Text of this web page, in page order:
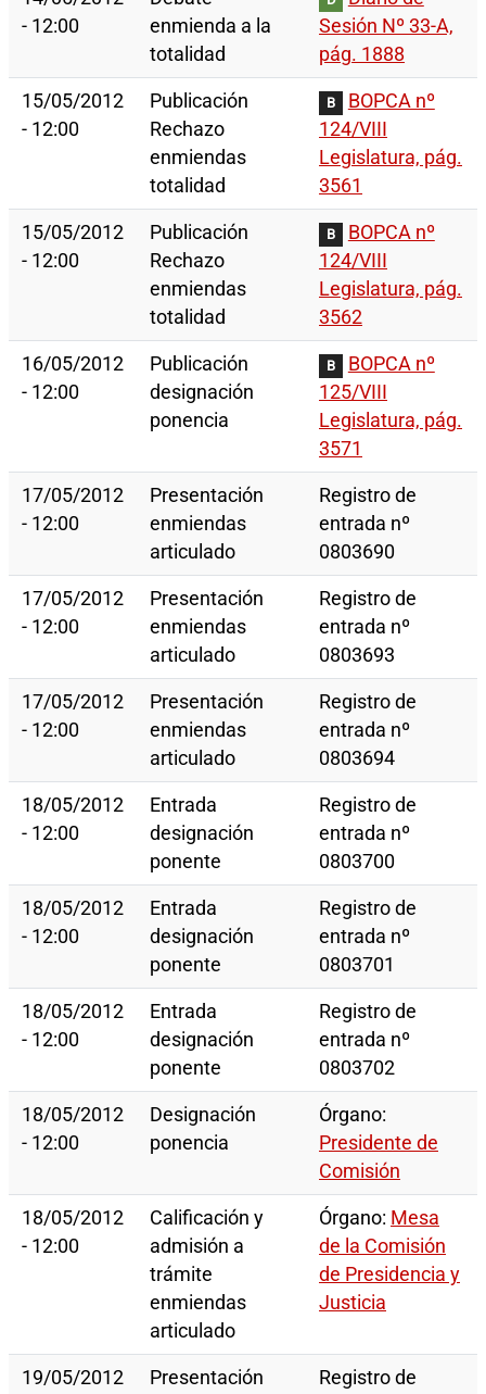
- 12:00
enmienda a la
totalidad
Sesión Nº 33-A,
pág. 1888
15/05/2012
- 12:00
Publicación
Rechazo
enmiendas
totalidad
B
BOPCA nº
124/VIII
Legislatura, pág.
3561
15/05/2012
- 12:00
Publicación
Rechazo
enmiendas
totalidad
B
BOPCA nº
124/VIII
Legislatura, pág.
3562
16/05/2012
- 12:00
Publicación
designación
ponencia
B
BOPCA nº
125/VIII
Legislatura, pág.
3571
17/05/2012
- 12:00
Presentación
enmiendas
articulado
Registro de
entrada nº
0803690
17/05/2012
- 12:00
Presentación
enmiendas
articulado
Registro de
entrada nº
0803693
17/05/2012
- 12:00
Presentación
enmiendas
articulado
Registro de
entrada nº
0803694
18/05/2012
- 12:00
Entrada
designación
ponente
Registro de
entrada nº
0803700
18/05/2012
- 12:00
Entrada
designación
ponente
Registro de
entrada nº
0803701
18/05/2012
- 12:00
Entrada
designación
ponente
Registro de
entrada nº
0803702
18/05/2012
- 12:00
Designación
ponencia
Órgano:
Presidente de
Comisión
18/05/2012
- 12:00
Calificación y
admisión a
trámite
enmiendas
articulado
Órgano: Mesa
de la Comisión
de Presidencia y
Justicia
19/05/2012
Presentación
Registro de